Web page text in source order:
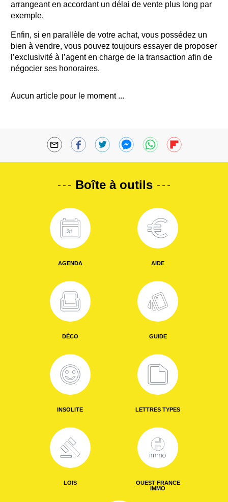
arrangeant en accordant un délai de vente plus long par
exemple.
Enfin, si en parallèle de votre achat, vous possédez un
bien à vendre, vous pouvez toujours essayer de proposer
l’exclusivité à l’agent en charge de la transaction afin de
négocier ses honoraires.
Aucun article pour le moment ...
Boîte à outils
AGENDA AIDE
DÉCO GUIDE
INSOLITE LETTRES TYPES
LOIS
OUEST FRANCE
IMMO